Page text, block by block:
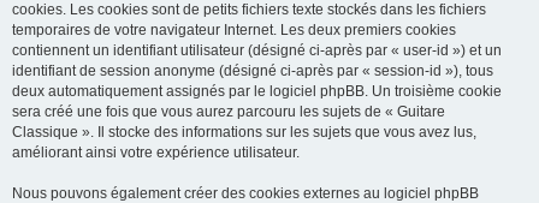
cookies. Les cookies sont de petits fichiers texte stockés dans les fichiers
temporaires de votre navigateur Internet. Les deux premiers cookies
contiennent un identifiant utilisateur (désigné ci-après par « user-id ») et un
identifiant de session anonyme (désigné ci-après par « session-id »), tous
deux automatiquement assignés par le logiciel phpBB. Un troisième cookie
sera créé une fois que vous aurez parcouru les sujets de « Guitare
Classique ». Il stocke des informations sur les sujets que vous avez lus,
améliorant ainsi votre expérience utilisateur.
Nous pouvons également créer des cookies externes au logiciel phpBB